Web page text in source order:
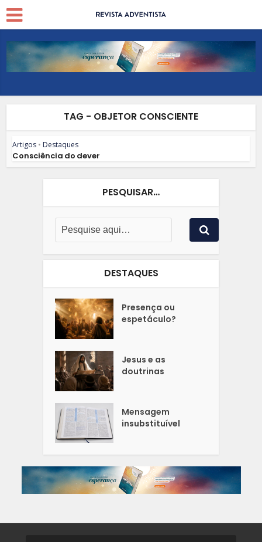
TAG - OBJETOR CONSCIENTE
Artigos • Destaques
Consciência do dever
PESQUISAR…
DESTAQUES
Presença ou
espetáculo?
Jesus e as
doutrinas
Mensagem
insubstituível